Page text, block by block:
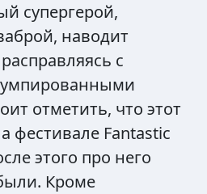
супергерой,
наводит
с
отметить, что этот
фестивале Fantastic
этого про него
Кроме